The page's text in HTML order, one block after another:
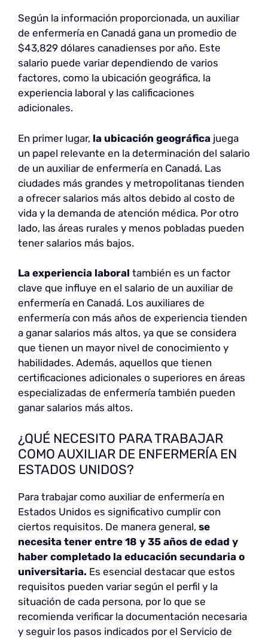
Según la información proporcionada, un auxiliar
de enfermería en Canadá gana un promedio de
$43,829 dólares canadienses por año. Este
salario puede variar dependiendo de varios
factores, como la ubicación geográfica, la
experiencia laboral y las calificaciones
adicionales.
En primer lugar, la ubicación geográfica juega
un papel relevante en la determinación del salario
de un auxiliar de enfermería en Canadá. Las
ciudades más grandes y metropolitanas tienden
a ofrecer salarios más altos debido al costo de
vida y la demanda de atención médica. Por otro
lado, las áreas rurales y menos pobladas pueden
tener salarios más bajos.
La experiencia laboral también es un factor
clave que influye en el salario de un auxiliar de
enfermería en Canadá. Los auxiliares de
enfermería con más años de experiencia tienden
a ganar salarios más altos, ya que se considera
que tienen un mayor nivel de conocimiento y
habilidades. Además, aquellos que tienen
certificaciones adicionales o superiores en áreas
especializadas de enfermería también pueden
ganar salarios más altos.
¿QUÉ NECESITO PARA TRABAJAR
COMO AUXILIAR DE ENFERMERÍA EN
ESTADOS UNIDOS?
Para trabajar como auxiliar de enfermería en
Estados Unidos es significativo cumplir con
ciertos requisitos. De manera general, se
necesita tener entre 18 y 35 años de edad y
haber completado la educación secundaria o
universitaria. Es esencial destacar que estos
requisitos pueden variar según el perfil y la
situación de cada persona, por lo que se
recomienda verificar la documentación necesaria
y seguir los pasos indicados por el Servicio de